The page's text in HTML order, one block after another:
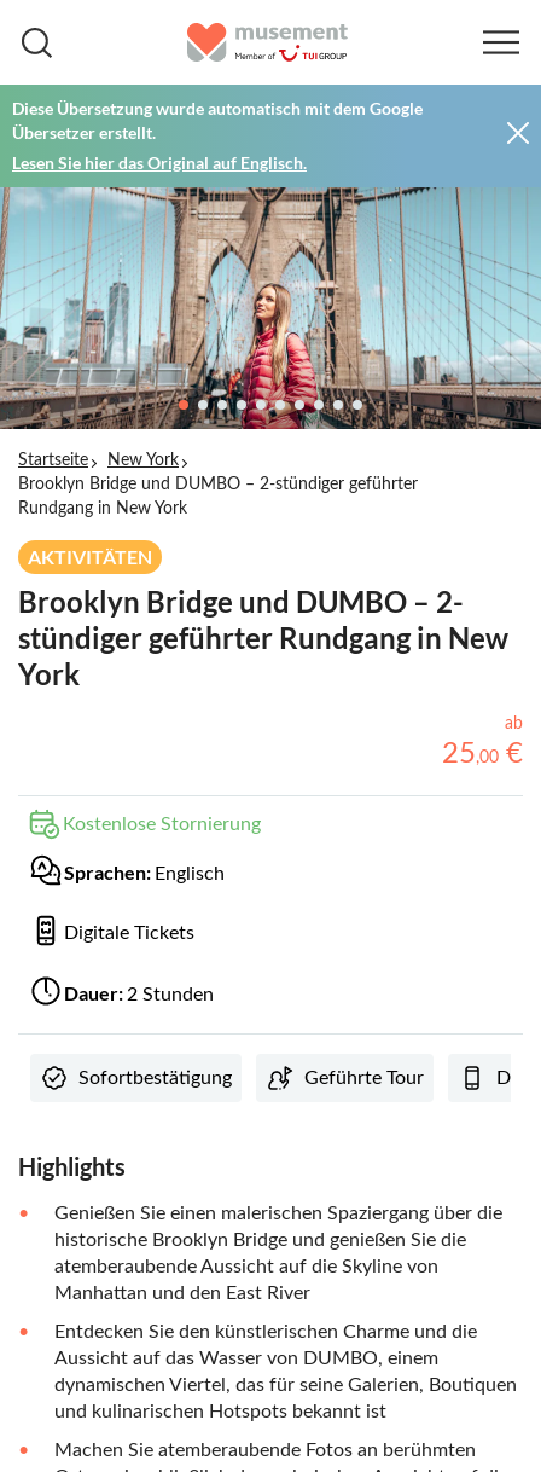
Diese Übersetzung wurde automatisch mit dem Google
Übersetzer erstellt.
Lesen Sie hier das Original auf Englisch.
Startseite
New York
Brooklyn Bridge und DUMBO – 2-stündiger geführter
Rundgang in New York
AKTIVITÄTEN
Brooklyn Bridge und DUMBO – 2-
stündiger geführter Rundgang in New
York
ab
25,00 €
Kostenlose Stornierung
Sprachen: Englisch
Digitale Tickets
Dauer: 2 Stunden
Sofortbestätigung Geführte Tour
Highlights
Genießen Sie einen malerischen Spaziergang über die
historische Brooklyn Bridge und genießen Sie die
atemberaubende Aussicht auf die Skyline von
Manhattan und den East River
Entdecken Sie den künstlerischen Charme und die
Aussicht auf das Wasser von DUMBO, einem
dynamischen Viertel, das für seine Galerien, Boutiquen
und kulinarischen Hotspots bekannt ist
Machen Sie atemberaubende Fotos an berühmten